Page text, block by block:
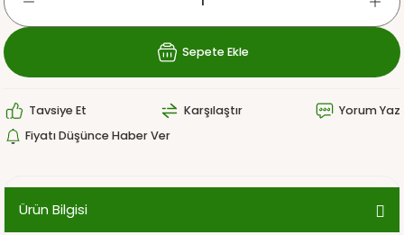
Sepete Ekle
Tavsiye Et Karşılaştır
Yorum Yaz
Fiyatı Düşünce Haber Ver
Ürün Bilgisi